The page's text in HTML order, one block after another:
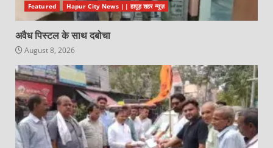
Featured Hapur City News || हापुड़ शहर न्यूज़
अवैध पिस्टल के साथ दबोचा
August 8, 2026